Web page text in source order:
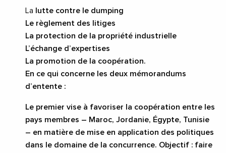
La
lutte contre le dumping
Le règlement des litiges
La protection de la propriété industrielle
L’échange d’expertises
La promotion de la coopération.
En ce qui concerne les deux mémorandums
d’entente :
Le premier vise à favoriser la coopération entre les
pays membres – Maroc, Jordanie, Égypte, Tunisie
– en matière de mise en application des politiques
dans le domaine de la concurrence. Objectif : faire